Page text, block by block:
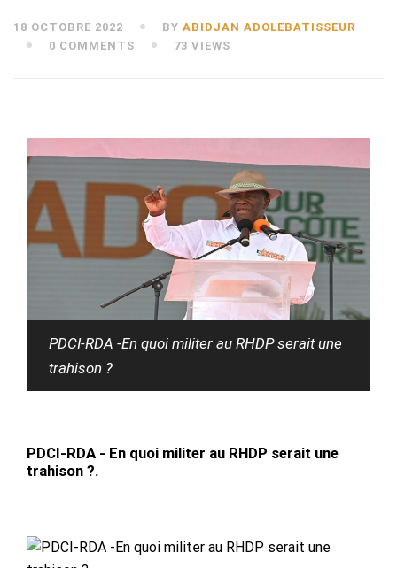
18 OCTOBRE 2022 BY ABIDJAN ADOLEBATISSEUR
0 COMMENTS
73 VIEWS
PDCI-RDA -En quoi militer au RHDP serait une
trahison ?
PDCI-RDA - En quoi militer au RHDP serait une
trahison ?.